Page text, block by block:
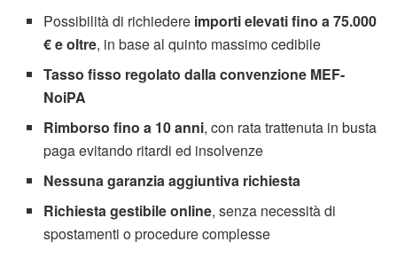
Possibilità di richiedere importi elevati fino a 75.000
€ e oltre, in base al quinto massimo cedibile
Tasso fisso regolato dalla convenzione MEF-
NoiPA
Rimborso fino a 10 anni, con rata trattenuta in busta
paga evitando ritardi ed insolvenze
Nessuna garanzia aggiuntiva richiesta
Richiesta gestibile online, senza necessità di
spostamenti o procedure complesse